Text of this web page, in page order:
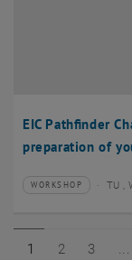
EIC Pathfinder
preparation of
Veranstaltungstyp:
WORKSHOP
Veranstaltungsort:TU ,
Seite 1 von 8
1 Seite 2 von 8
2 Seite 3
3